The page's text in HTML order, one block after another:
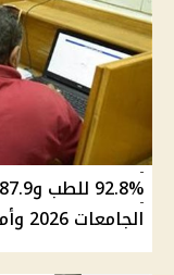
الجامعات 2026 وأماكن المرحلة الثانية